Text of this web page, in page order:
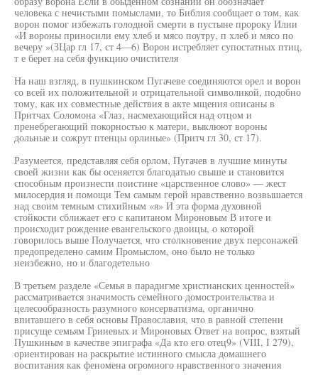
человека с нечистыми помыслами, то Библия сообщает о том, как
ворон помог избежать голодной смерти в пустыне пророку Илии
«И вороны приносили ему хлеб и мясо поутру, п хлеб и мясо по
вечеру »(ЗЦар гл 17, ст 4—6) Ворон истребляет супостатных птиц,
т е берет на себя функцию очистителя
На наш взгляд, в пушкинском Пугачеве соединяются орел и ворон
со всей их положительной и отрицательной символикой, подобно
тому, как их совместные действия в акте мщения описаны в
Притчах Соломона «Глаз, насмехающийся над отцом и
пренебрегающий покорностью к матери, выклюют вороны
дольные и сожрут птенцы орлиные» (Притч гл 30, ст 17).
Разумеется, представляя себя орлом, Пугачев в лучшие минуты
своей жизни как бы осеняется благодатью свыше и становится
способным произнести поистине «царственное слово» — жест
милосердия и помощи Тем самым герой нравственно возвышается
над своим темным стихийным «я» И эта форма духовной
стойкости сближает его с капитаном Мироновым В итоге и
происходит рождение евангельского двоицы, о которой
говорилось выше Получается, что столкновение двух персонажей
предопределено самим Промыслом, оно было не только
неизбежно, но и благодетельно
В третьем разделе «Семья в парадигме христианских ценностей»
рассматривается значимость семейного домостроительства и
целесообразность разумного консерватизма, органично
впитавшего в себя основы Православия, что в равной степени
присуще семьям Гриневых и Мироновых Ответ на вопрос, взятый
Пушкиным в качестве эпиграфа «Да кто его отец9» (VIII, I 279),
ориентирован на раскрытие истинного смысла домашнего
воспитания как феномена огромного нравственного значения